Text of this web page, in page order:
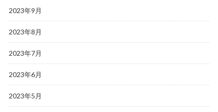
2023年9月
2023年8月
2023年7月
2023年6月
2023年5月